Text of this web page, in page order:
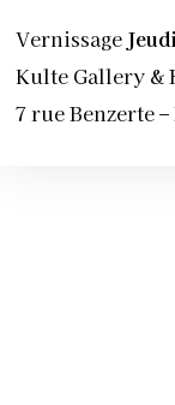
Vernissage
Kulte Gallery &
7 rue Benzerte –